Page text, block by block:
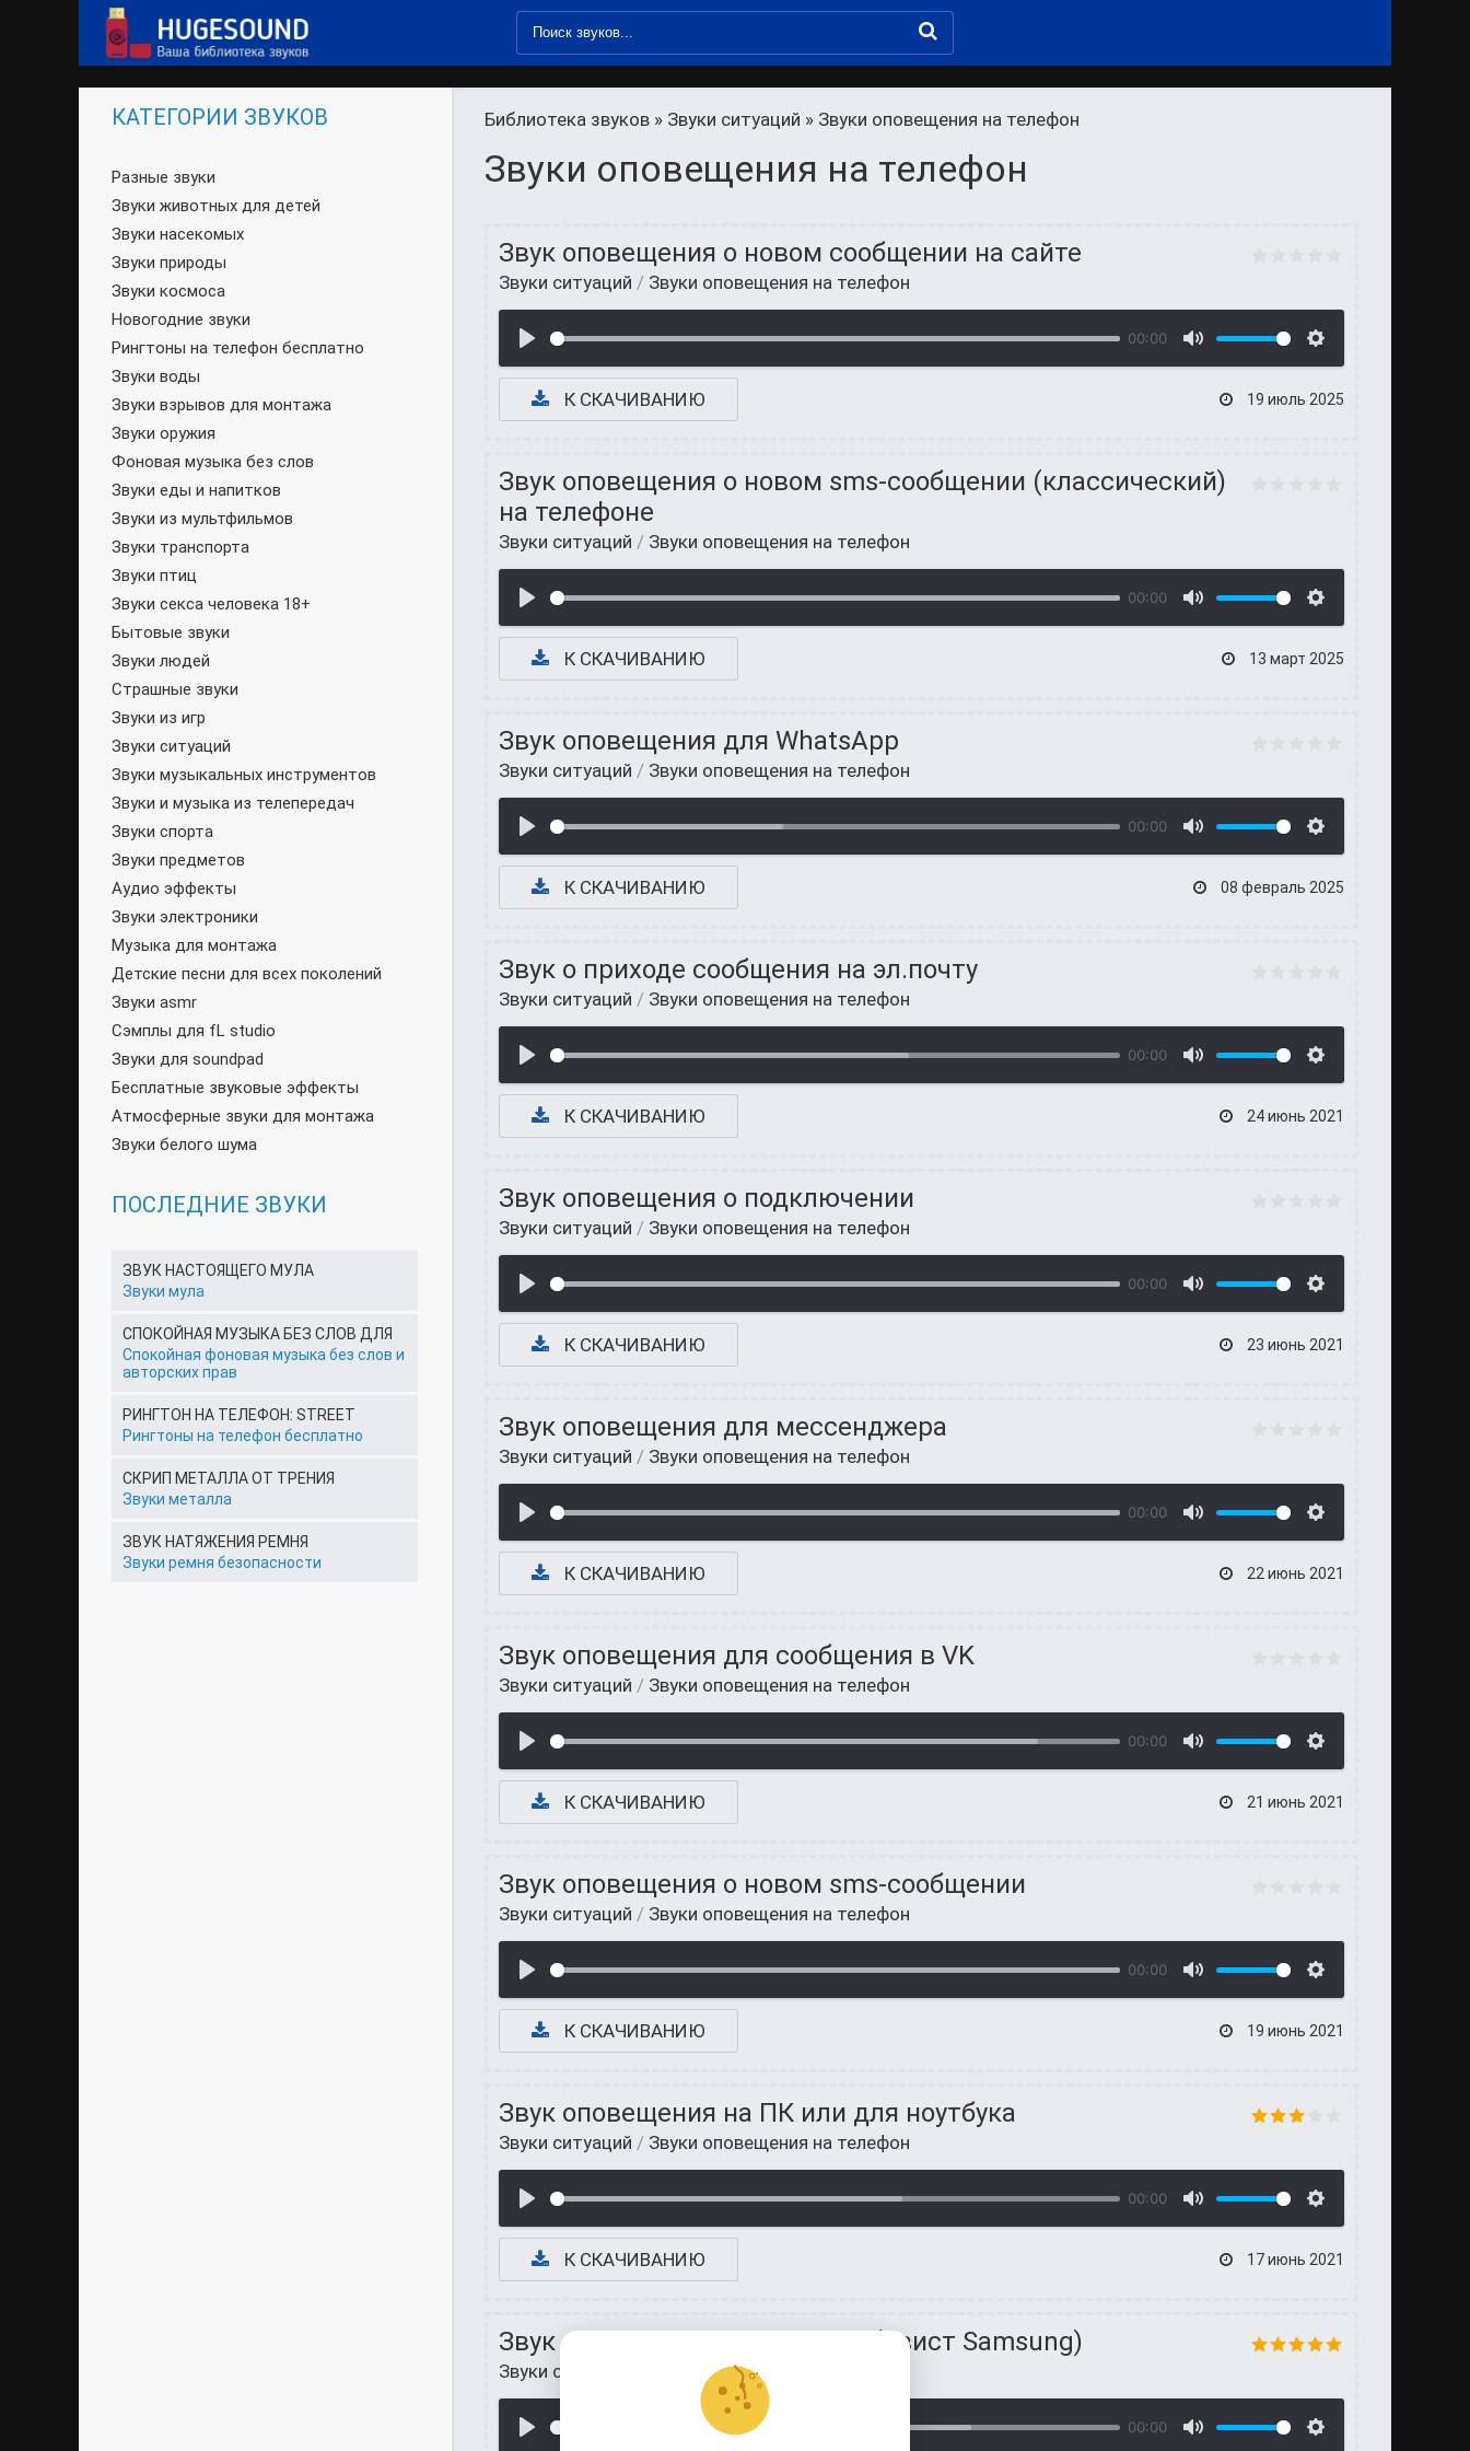
Библиотека звуков » Звуки ситуаций » Звуки оповещения на телефон
Звуки оповещения на телефон
Звук оповещения о новом сообщении на сайте
Звуки ситуаций / Звуки оповещения на телефон
00:00
К СКАЧИВАНИЮ 19 июль 2025
Звук оповещения о новом sms-сообщении (классический)
на телефоне
Звуки ситуаций / Звуки оповещения на телефон
00:00
К СКАЧИВАНИЮ 13 март 2025
Звук оповещения для WhatsApp
Звуки ситуаций / Звуки оповещения на телефон
00:00
К СКАЧИВАНИЮ 08 февраль 2025
Звук о приходе сообщения на эл.почту
Звуки ситуаций / Звуки оповещения на телефон
00:00
К СКАЧИВАНИЮ 24 июнь 2021
Звук оповещения о подключении
Звуки ситуаций / Звуки оповещения на телефон
00:00
К СКАЧИВАНИЮ 23 июнь 2021
Звук оповещения для мессенджера
Звуки ситуаций / Звуки оповещения на телефон
00:00
К СКАЧИВАНИЮ 22 июнь 2021
Звук оповещения для сообщения в VK
Звуки ситуаций / Звуки оповещения на телефон
00:00
К СКАЧИВАНИЮ 21 июнь 2021
Звук оповещения о новом sms-сообщении
Звуки ситуаций / Звуки оповещения на телефон
00:00
К СКАЧИВАНИЮ 19 июнь 2021
Звук оповещения на ПК или для ноутбука
Звуки ситуаций / Звуки оповещения на телефон
00:00
К СКАЧИВАНИЮ 17 июнь 2021
Звук оповещения на андроид (свист Samsung)
Звуки ситуаций Звуки оповещения на телефон
00:00
КАТЕГОРИИ ЗВУКОВ
Разные звуки
Звуки животных для детей
Звуки насекомых
Звуки природы
Звуки космоса
Новогодние звуки
Рингтоны на телефон бесплатно
Звуки воды
Звуки взрывов для монтажа
Звуки оружия
Фоновая музыка без слов
Звуки еды и напитков
Звуки из мультфильмов
Звуки транспорта
Звуки птиц
Звуки секса человека 18+
Бытовые звуки
Звуки людей
Страшные звуки
Звуки из игр
Звуки ситуаций
Звуки музыкальных инструментов
Звуки и музыка из телепередач
Звуки спорта
Звуки предметов
Аудио эффекты
Звуки электроники
Музыка для монтажа
Детские песни для всех поколений
Звуки asmr
Сэмплы для fL studio
Звуки для soundpad
Бесплатные звуковые эффекты
Атмосферные звуки для монтажа
Звуки белого шума
ПОСЛЕДНИЕ ЗВУКИ
ЗВУК НАСТОЯЩЕГО МУЛА
Звуки мула
СПОКОЙНАЯ МУЗЫКА БЕЗ СЛОВ ДЛЯ
Спокойная фоновая музыка без слов и
авторских прав
РИНГТОН НА ТЕЛЕФОН: STREET
Рингтоны на телефон бесплатно
СКРИП МЕТАЛЛА ОТ ТРЕНИЯ
Звуки металла
ЗВУК НАТЯЖЕНИЯ РЕМНЯ
Звуки ремня безопасности